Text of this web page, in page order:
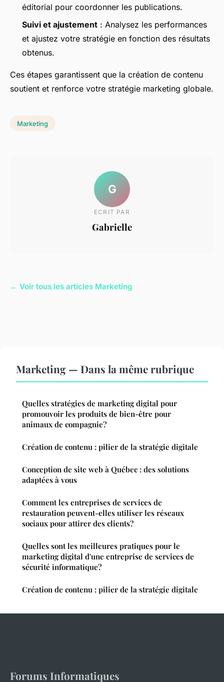
éditorial pour coordonner les publications.
Suivi et ajustement : Analysez les performances
et ajustez votre stratégie en fonction des résultats
obtenus.
Ces étapes garantissent que la création de contenu
soutient et renforce votre stratégie marketing globale.
Marketing
G
ECRIT PAR
Gabrielle
← Voir tous les articles Marketing
Marketing — Dans la même rubrique
Quelles stratégies de marketing digital pour
promouvoir les produits de bien-être pour
animaux de compagnie?
Création de contenu : pilier de la stratégie digitale
Conception de site web à Québec : des solutions
adaptées à vous
Comment les entreprises de services de
restauration peuvent-elles utiliser les réseaux
sociaux pour attirer des clients?
Quelles sont les meilleures pratiques pour le
marketing digital d'une entreprise de services de
sécurité informatique?
Création de contenu : pilier de la stratégie digitale
Forums Informatiques